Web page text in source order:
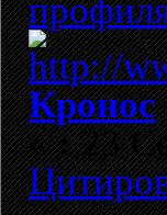
Кронос
«:23